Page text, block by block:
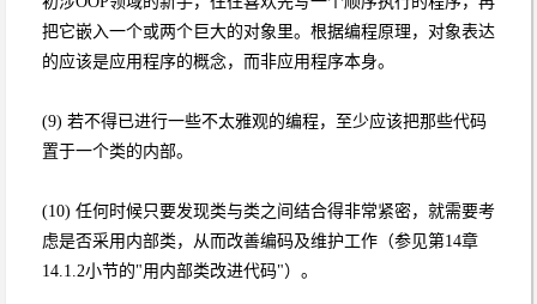
把它嵌入一个或两个巨大的对象里。根据编程原理，对象表达
的应该是应用程序的概念，而非应用程序本身。
(9) 若不得已进行一些不太雅观的编程，至少应该把那些代码
置于一个类的内部。
(10) 任何时候只要发现类与类之间结合得非常紧密，就需要考
虑是否采用内部类，从而改善编码及维护工作（参见第14章
14.1.2小节的"用内部类改进代码"）。